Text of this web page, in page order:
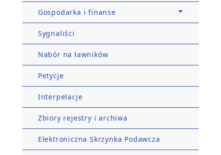
Gospodarka i finanse
Sygnaliści
Nabór na ławników
Petycje
Interpelacje
Zbiory rejestry i archiwa
Elektroniczna Skrzynka Podawcza